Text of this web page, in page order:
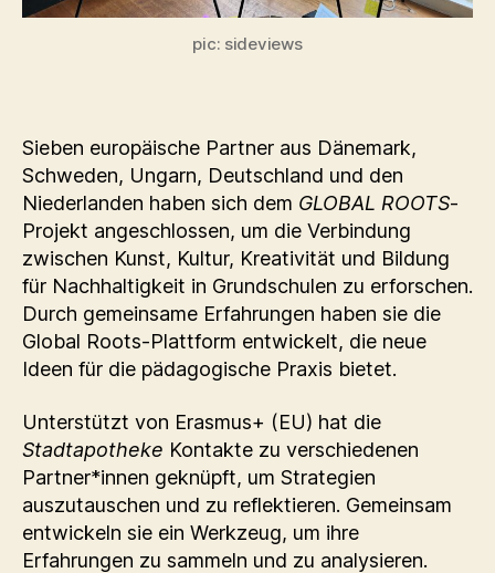
pic: sideviews
Sieben europäische Partner aus Dänemark,
Schweden, Ungarn, Deutschland und den
Niederlanden haben sich dem GLOBAL ROOTS-
Projekt angeschlossen, um die Verbindung
zwischen Kunst, Kultur, Kreativität und Bildung
für Nachhaltigkeit in Grundschulen zu erforschen.
Durch gemeinsame Erfahrungen haben sie die
Global Roots-Plattform entwickelt, die neue
Ideen für die pädagogische Praxis bietet.
Unterstützt von Erasmus+ (EU) hat die
Stadtapotheke Kontakte zu verschiedenen
Partner*innen geknüpft, um Strategien
auszutauschen und zu reflektieren. Gemeinsam
entwickeln sie ein Werkzeug, um ihre
Erfahrungen zu sammeln und zu analysieren.